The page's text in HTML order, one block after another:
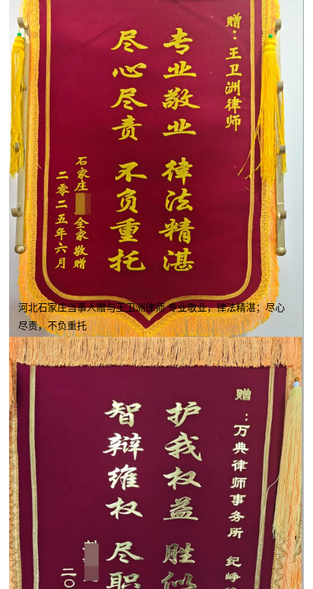
河北石家庄当事人赠与王卫洲律师 专业敬业，律法精湛；尽心
尽责，不负重托